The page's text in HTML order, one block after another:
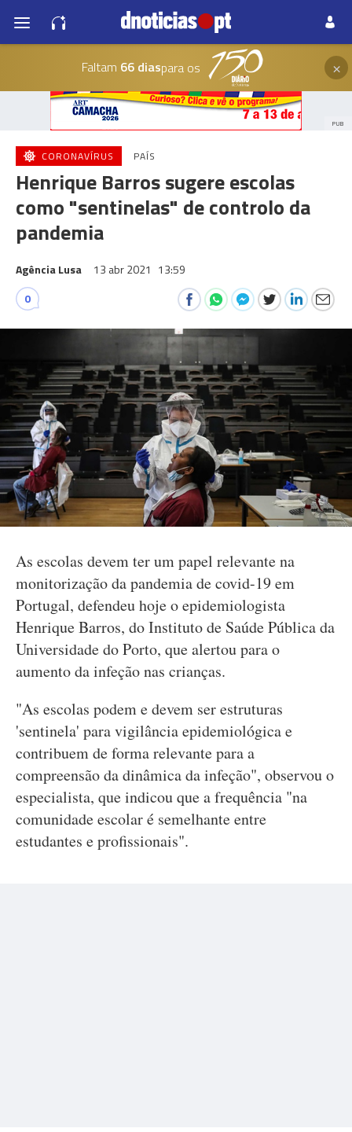
Faltam 66 diaspara os ×
PUB
CORONAVÍRUS PAÍS
Henrique Barros sugere escolas
como "sentinelas" de controlo da
pandemia
Agência Lusa 13 abr 2021 13:59
0
As escolas devem ter um papel relevante na
monitorização da pandemia de covid-19 em
Portugal, defendeu hoje o epidemiologista
Henrique Barros, do Instituto de Saúde Pública da
Universidade do Porto, que alertou para o
aumento da infeção nas crianças.
"As escolas podem e devem ser estruturas
'sentinela' para vigilância epidemiológica e
contribuem de forma relevante para a
compreensão da dinâmica da infeção", observou o
especialista, que indicou que a frequência "na
comunidade escolar é semelhante entre
estudantes e profissionais".